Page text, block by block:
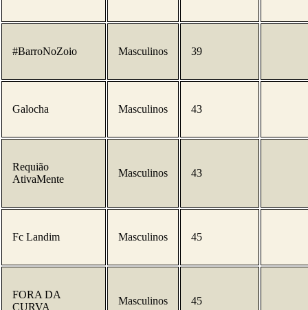
#BarroNoZoio Masculinos 39
Galocha Masculinos 43
Requião
AtivaMente
Masculinos 43
Fc Landim Masculinos 45
FORA DA
CURVA
Masculinos 45